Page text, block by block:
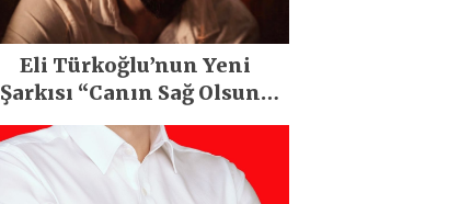
Eli Türkoğlu’nun Yeni
Şarkısı “Canın Sağ Olsun”
Büyük İlgi Gördü!..